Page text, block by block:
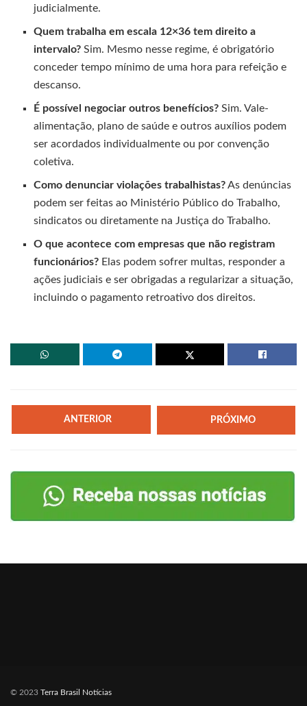
judicialmente.
Quem trabalha em escala 12×36 tem direito a
intervalo? Sim. Mesmo nesse regime, é obrigatório
conceder tempo mínimo de uma hora para refeição e
descanso.
É possível negociar outros benefícios? Sim. Vale-
alimentação, plano de saúde e outros auxílios podem
ser acordados individualmente ou por convenção
coletiva.
Como denunciar violações trabalhistas?As denúncias
podem ser feitas ao Ministério Público do Trabalho,
sindicatos ou diretamente na Justiça do Trabalho.
O que acontece com empresas que não registram
funcionários? Elas podem sofrer multas, responder a
ações judiciais e ser obrigadas a regularizar a situação,
incluindo o pagamento retroativo dos direitos.
ANTERIOR PRÓXIMO
© 2023 Terra Brasil Notícias